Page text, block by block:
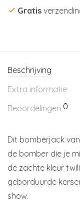
Gratis
Beschrijving
Extra informatie
Beoordelingen 0
Dit bomberjack
de bomber die je
de zachte kleur
geborduurde
show.